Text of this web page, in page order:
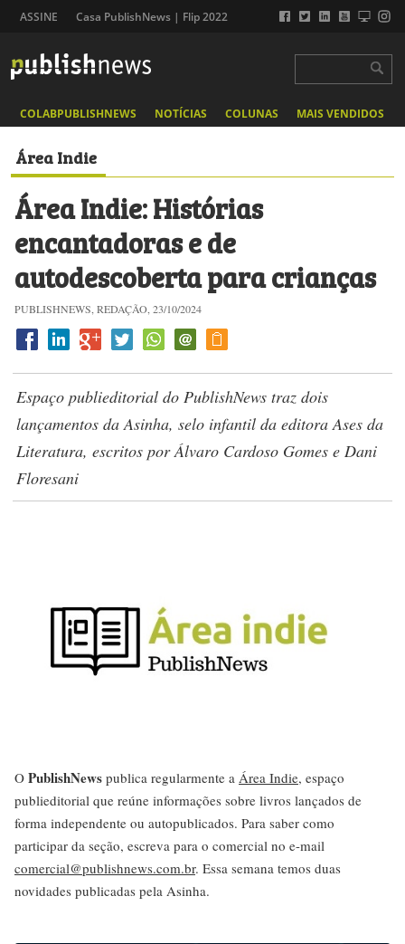
ASSINE Casa PublishNews | Flip 2022
COLABPUBLISHNEWS NOTÍCIAS COLUNAS MAIS VENDIDOS
Área Indie
Área Indie: Histórias
encantadoras e de
autodescoberta para crianças
PUBLISHNEWS, REDAÇÃO, 23/10/2024
Espaço publieditorial do PublishNews traz dois
lançamentos da Asinha, selo infantil da editora Ases da
Literatura, escritos por Álvaro Cardoso Gomes e Dani
Floresani
O PublishNews publica regularmente a Área Indie, espaço
publieditorial que reúne informações sobre livros lançados de
forma independente ou autopublicados. Para saber como
participar da seção, escreva para o comercial no e-mail
comercial@publishnews.com.br. Essa semana temos duas
novidades publicadas pela Asinha.